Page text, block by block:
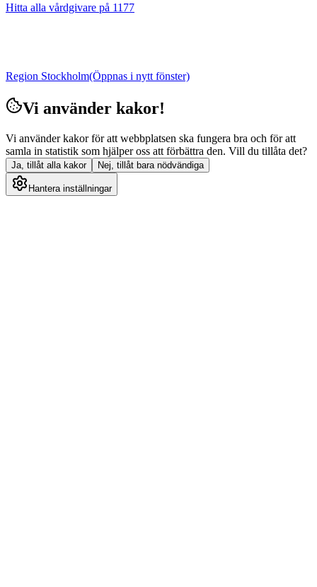
Hitta alla vårdgivare på 1177
Region Stockholm(Öppnas i nytt fönster)
Vi använder kakor!
Vi använder kakor för att webbplatsen ska fungera bra och för att
samla in statistik som hjälper oss att förbättra den. Vill du tillåta det?
Ja, tillåt alla kakor Nej, tillåt bara nödvändiga
Hantera inställningar